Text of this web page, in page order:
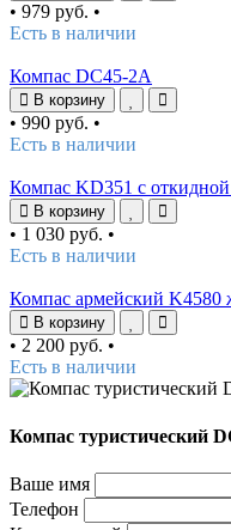
• 979 руб. •
Есть в наличии
Компас DC45-2A
В корзину
• 990 руб. •
Есть в наличии
Компас KD351 с
В корзину
• 1 030 руб. •
Есть в наличии
Компас армейский K4580
В корзину
• 2 200 руб. •
Есть в наличии
Компас туристический
Ваше имя
Телефон